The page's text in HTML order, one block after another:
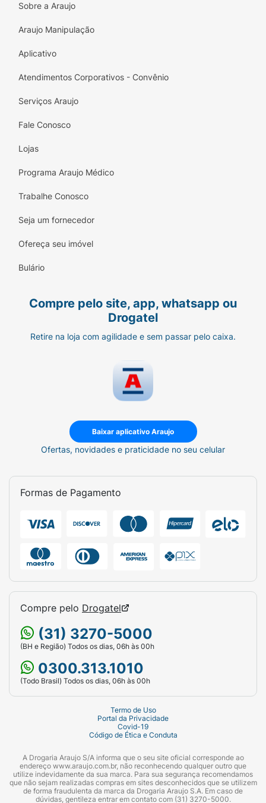
Sobre a Araujo
Araujo Manipulação
Aplicativo
Atendimentos Corporativos - Convênio
Serviços Araujo
Fale Conosco
Lojas
Programa Araujo Médico
Trabalhe Conosco
Seja um fornecedor
Ofereça seu imóvel
Bulário
Compre pelo site, app, whatsapp ou
Drogatel
Retire na loja com agilidade e sem passar pelo caixa.
Baixar aplicativo Araujo
Ofertas, novidades e praticidade no seu celular
Formas de Pagamento
Compre pelo Drogatel
(31) 3270-5000
(BH e Região) Todos os dias, 06h às 00h
0300.313.1010
(Todo Brasil) Todos os dias, 06h às 00h
Termo de Uso
Portal da Privacidade
Covid-19
Código de Ética e Conduta
A Drogaria Araujo S/A informa que o seu site oficial corresponde ao
endereço www.araujo.com.br, não reconhecendo qualquer outro que
utilize indevidamente da sua marca. Para sua segurança recomendamos
que não sejam realizadas compras em sites desconhecidos que se utilizem
de forma fraudulenta da marca da Drogaria Araujo S.A. Em caso de
dúvidas, gentileza entrar em contato com (31) 3270-5000.